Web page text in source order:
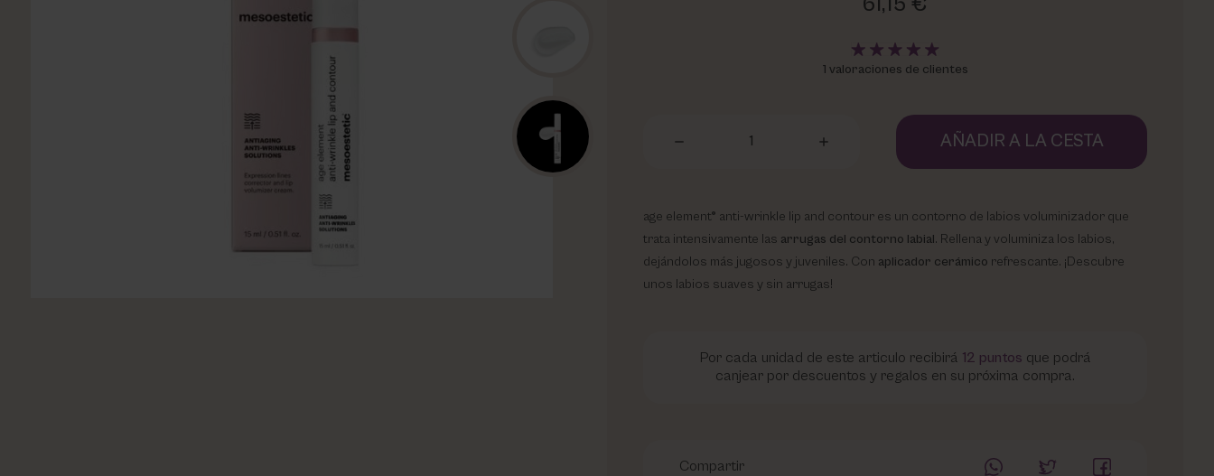
1 valoraciones de clientes
1 AÑADIR A LA CESTA
age element® anti-wrinkle lip and contour es un contorno de labios voluminizador que
trata intensivamente las arrugas del contorno labial. Rellena y voluminiza los labios,
dejándolos más jugosos y juveniles. Con aplicador cerámico refrescante. ¡Descubre
unos labios suaves y sin arrugas!
Por cada unidad de este articulo recibirá 12 puntos que podrá
canjear por descuentos y regalos en su próxima compra.
Compartir